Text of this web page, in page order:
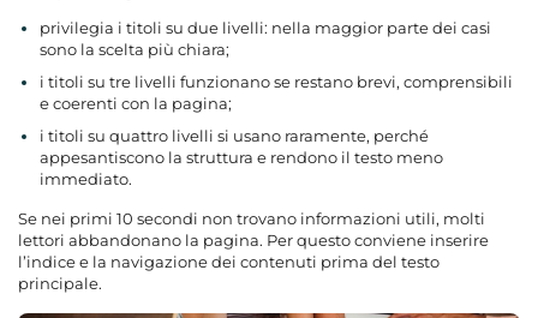
privilegia i titoli su due livelli: nella maggior parte dei casi
sono la scelta più chiara;
i titoli su tre livelli funzionano se restano brevi, comprensibili
e coerenti con la pagina;
i titoli su quattro livelli si usano raramente, perché
appesantiscono la struttura e rendono il testo meno
immediato.
Se nei primi 10 secondi non trovano informazioni utili, molti
lettori abbandonano la pagina. Per questo conviene inserire
l’indice e la navigazione dei contenuti prima del testo
principale.